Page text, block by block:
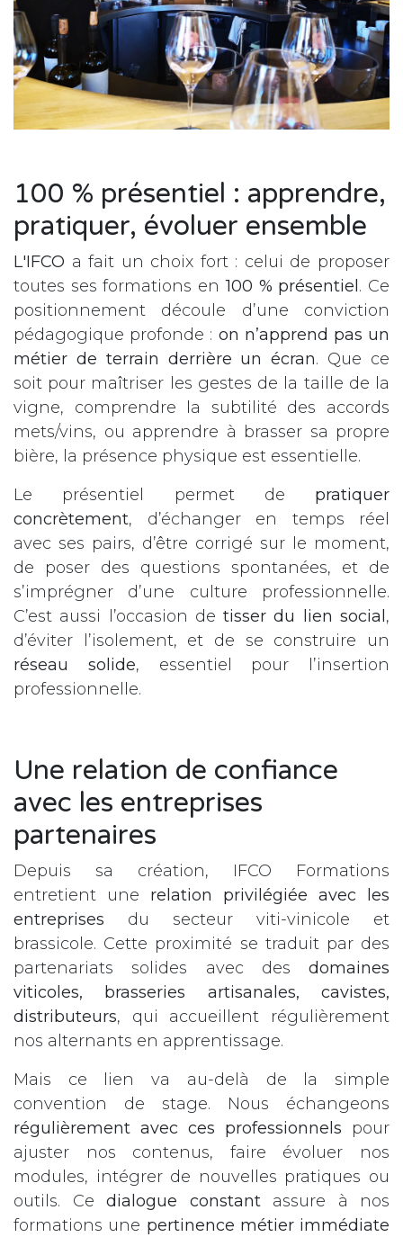
100 % présentiel : apprendre,
pratiquer, évoluer ensemble
L'IFCO a fait un choix fort : celui de proposer
toutes ses formations en100 % présentiel . Ce
positionnement découle d’une conviction
pédagogique profonde : on n’apprend pas un
métier de terrain derrière un écran. Que ce
soit pour maîtriser les gestes de la taille de la
vigne, comprendre la subtilité des accords
mets/vins, ou apprendre à brasser sa propre
bière, la présence physique est essentielle.
Le présentiel permet de pratiquer
concrètement, d’échanger en temps réel
avec ses pairs, d’être corrigé sur le moment,
de poser des questions spontanées, et de
s’imprégner d’une culture professionnelle.
C’est aussi l’occasion detisser du lien social ,
d’éviter l’isolement, et de se construire un
réseau solide, essentiel pour l’insertion
professionnelle.
Une relation de confiance
avec les entreprises
partenaires
Depuis sa création, IFCO Formations
entretient une relation privilégiée avec les
entreprises du secteur viti-vinicole et
brassicole. Cette proximité se traduit par des
partenariats solides avec des domaines
viticoles, brasseries artisanales, cavistes,
distributeurs, qui accueillent régulièrement
nos alternants en apprentissage.
Mais ce lien va au-delà de la simple
convention de stage. Nous échangeons
régulièrement avec ces professionnels pour
ajuster nos contenus, faire évoluer nos
modules, intégrer de nouvelles pratiques ou
outils. Ce dialogue constantassure à nos
formations une pertinence métier immédiate